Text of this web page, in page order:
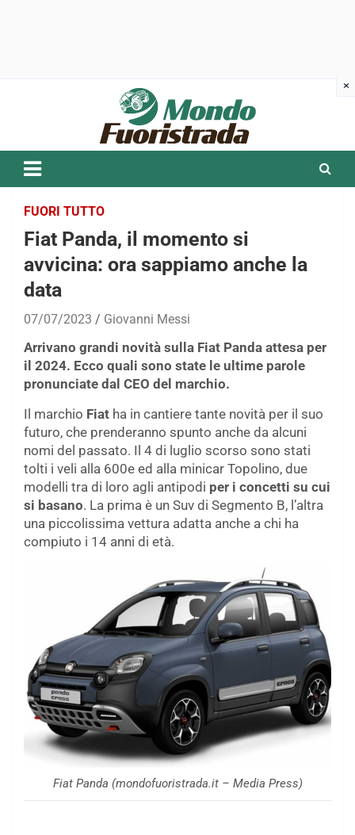
FUORI TUTTO
Fiat Panda, il momento si
avvicina: ora sappiamo anche la
data
07/07/2023 Giovanni Messi
Arrivano grandi novità sulla Fiat Panda attesa per
il 2024. Ecco quali sono state le ultime parole
pronunciate dal CEO del marchio.
Il marchio Fiat ha in cantiere tante novità per il suo
futuro, che prenderanno spunto anche da alcuni
nomi del passato. Il 4 di luglio scorso sono stati
tolti i veli alla 600e ed alla minicar Topolino, due
modelli tra di loro agli antipodi per i concetti su cui
si basano. La prima è un Suv di Segmento B, l’altra
una piccolissima vettura adatta anche a chi ha
compiuto i 14 anni di età.
Fiat Panda (mondofuoristrada.it – Media Press)